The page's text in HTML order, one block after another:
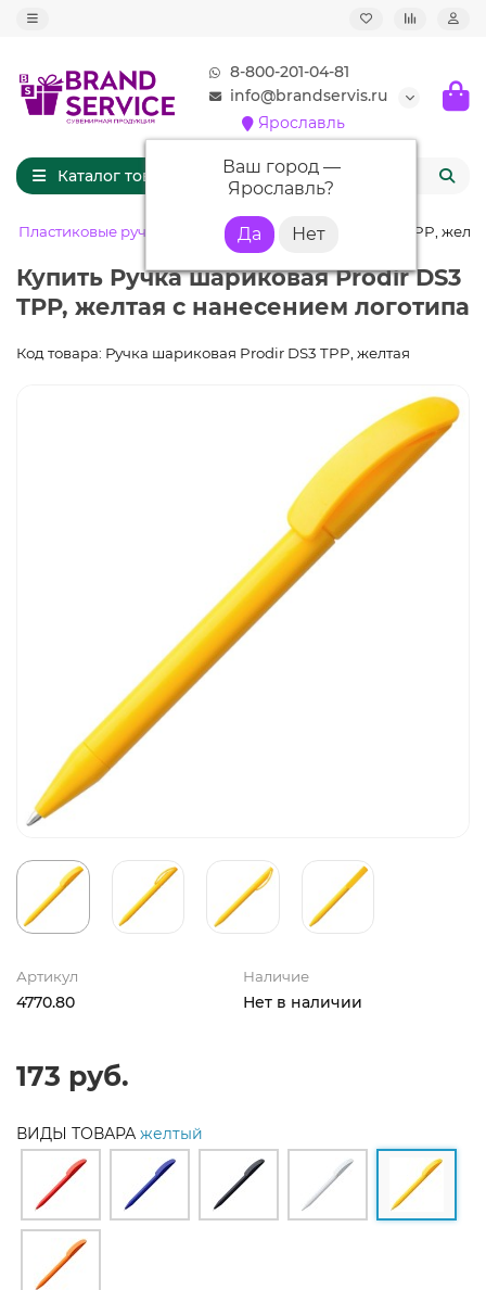
8-800-201-04-81
info@brandservis.ru
Ярославль
Ваш город —
Ярославль?
Каталог товаров
Пластиковые ручки Ручка шариковая Prodir DS3 TPP,
Купить Ручка шариковая Prodir DS3
TPP, желтая с нанесением логотипа
Код товара: Ручка шариковая Prodir DS3 TPP, желтая
Артикул
4770.80
Наличие
Нет в наличии
173 руб.
ВИДЫ ТОВАРА желтый